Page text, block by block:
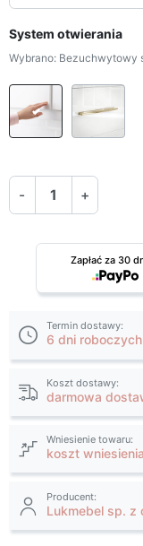
System otwierania
Wybrano: Bezuchwytowy
- +
Zapłać za 30
Termin dostawy:
6 dni roboczych
Koszt dostawy:
darmowa
Wniesienie towaru:
koszt
Producent:
Lukmebel sp. z